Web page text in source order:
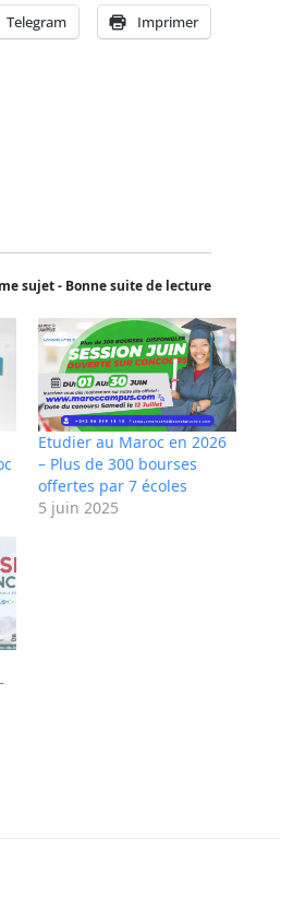
Telegram Imprimer
sujet - Bonne suite de lecture
Etudier au Maroc en 2026
– Plus de 300 bourses
offertes par 7 écoles
5 juin 2025